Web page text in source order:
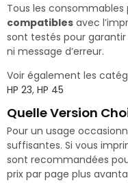
Tous les
compatibles avec
sont testés pour
ni message d’erreur.
Voir également les
HP 23, HP 45
Quelle Version
Pour un usage
suffisantes. Si vous
sont recommandées
prix par page plus